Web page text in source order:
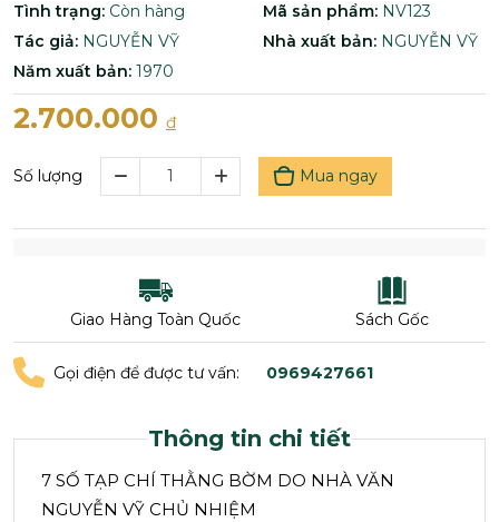
Tình trạng: Còn hàng Mã sản phẩm: NV123
Tác giả: NGUYỄN VỸ Nhà xuất bản: NGUYỄN VỸ
Năm xuất bản: 1970
2.700.000 đ
Số lượng Mua ngay
Giao Hàng Toàn Quốc Sách Gốc
Gọi điện để được tư vấn: 0969427661
Thông tin chi tiết
7 SỐ TẠP CHÍ THẰNG BỜM DO NHÀ VĂN
NGUYỄN VỸ CHỦ NHIỆM